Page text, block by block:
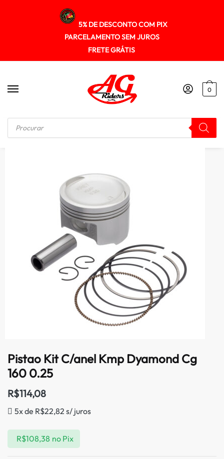
5% DE DESCONTO COM PIX
PARCELAMENTO SEM JUROS
FRETE GRÁTIS
0
Início / MOTOR
Pistao Kit C/anel Kmp Dyamond Cg
160 0.25
R$114,08
5x de R$22,82 s/ juros
R$108,38 no Pix